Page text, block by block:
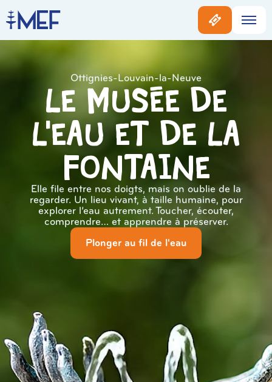
Ottignies-Louvain-la-Neuve
Le musée de
l'eau et de la
Fontaine
Elle file entre nos doigts, mais on oublie de la
regarder. Un lieu vivant, à taille humaine, pour
explorer l’eau autrement. Toucher, écouter,
comprendre… et apprendre à préserver.
Plonger au fil de l'eau